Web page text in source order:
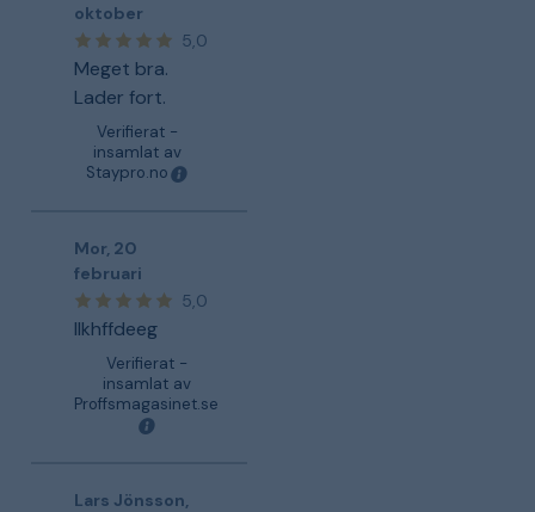
oktober
5,0
Meget bra.
Lader fort.
Verifierat -
insamlat av
Staypro.no
Mor 20
februari
5,0
Ilkhffdeeg
Verifierat -
insamlat av
Proffsmagasinet.se
Lars Jönsson